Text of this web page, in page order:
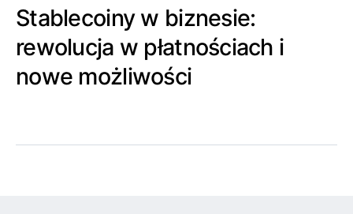
Stablecoiny w biznesie:
rewolucja w płatnościach i
nowe możliwości